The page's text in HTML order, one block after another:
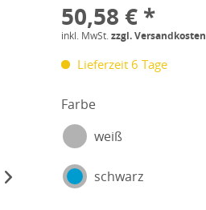
50,58 € *
inkl. MwSt.zzgl. Versandkosten
Lieferzeit 6 Tage
Farbe
weiß
schwarz